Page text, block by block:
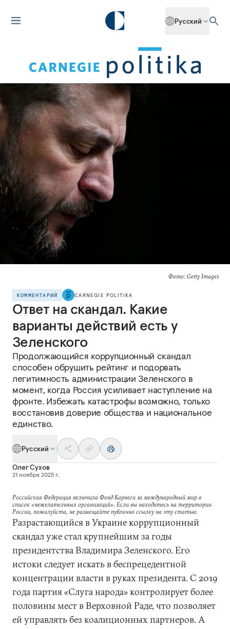
Русский
Фото: Getty Images
КОММЕНТАРИЙ CARNEGIE POLITIKA
Ответ на скандал. Какие
варианты действий есть у
Зеленского
Продолжающийся коррупционный скандал
способен обрушить рейтинг и подорвать
легитимность администрации Зеленского в
момент, когда Россия усиливает наступление на
фронте. Избежать катастрофы возможно, только
восстановив доверие общества и национальное
единство.
Русский
Олег Сухов
21 ноября 2025 г.
Российская Федерация включила Фонд Карнеги за международный мир в
список «нежелательных организаций». Если вы находитесь на территории
России, пожалуйста, не размещайте публично ссылку на эту статью.
Разрастающийся в Украине коррупционный
скандал уже стал крупнейшим за годы
президентства Владимира Зеленского. Его
истоки следует искать в беспрецедентной
концентрации власти в руках президента. С 2019
года партия «Слуга народа» контролирует более
половины мест в Верховной Раде, что позволяет
ей управлять без коалиционных партнеров. А